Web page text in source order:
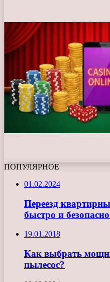
ПОПУЛЯРНОЕ
01.02.2024
Переезд
быстро и
19.01.2018
Как выбрать
пылесос?